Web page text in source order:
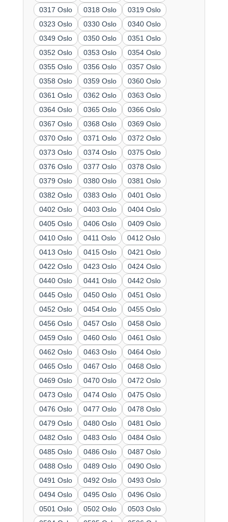
0317 Oslo
0318 Oslo
0319 Oslo
0323 Oslo
0330 Oslo
0340 Oslo
0349 Oslo
0350 Oslo
0351 Oslo
0352 Oslo
0353 Oslo
0354 Oslo
0355 Oslo
0356 Oslo
0357 Oslo
0358 Oslo
0359 Oslo
0360 Oslo
0361 Oslo
0362 Oslo
0363 Oslo
0364 Oslo
0365 Oslo
0366 Oslo
0367 Oslo
0368 Oslo
0369 Oslo
0370 Oslo
0371 Oslo
0372 Oslo
0373 Oslo
0374 Oslo
0375 Oslo
0376 Oslo
0377 Oslo
0378 Oslo
0379 Oslo
0380 Oslo
0381 Oslo
0382 Oslo
0383 Oslo
0401 Oslo
0402 Oslo
0403 Oslo
0404 Oslo
0405 Oslo
0406 Oslo
0409 Oslo
0410 Oslo
0411 Oslo
0412 Oslo
0413 Oslo
0415 Oslo
0421 Oslo
0422 Oslo
0423 Oslo
0424 Oslo
0440 Oslo
0441 Oslo
0442 Oslo
0445 Oslo
0450 Oslo
0451 Oslo
0452 Oslo
0454 Oslo
0455 Oslo
0456 Oslo
0457 Oslo
0458 Oslo
0459 Oslo
0460 Oslo
0461 Oslo
0462 Oslo
0463 Oslo
0464 Oslo
0465 Oslo
0467 Oslo
0468 Oslo
0469 Oslo
0470 Oslo
0472 Oslo
0473 Oslo
0474 Oslo
0475 Oslo
0476 Oslo
0477 Oslo
0478 Oslo
0479 Oslo
0480 Oslo
0481 Oslo
0482 Oslo
0483 Oslo
0484 Oslo
0485 Oslo
0486 Oslo
0487 Oslo
0488 Oslo
0489 Oslo
0490 Oslo
0491 Oslo
0492 Oslo
0493 Oslo
0494 Oslo
0495 Oslo
0496 Oslo
0501 Oslo
0502 Oslo
0503 Oslo